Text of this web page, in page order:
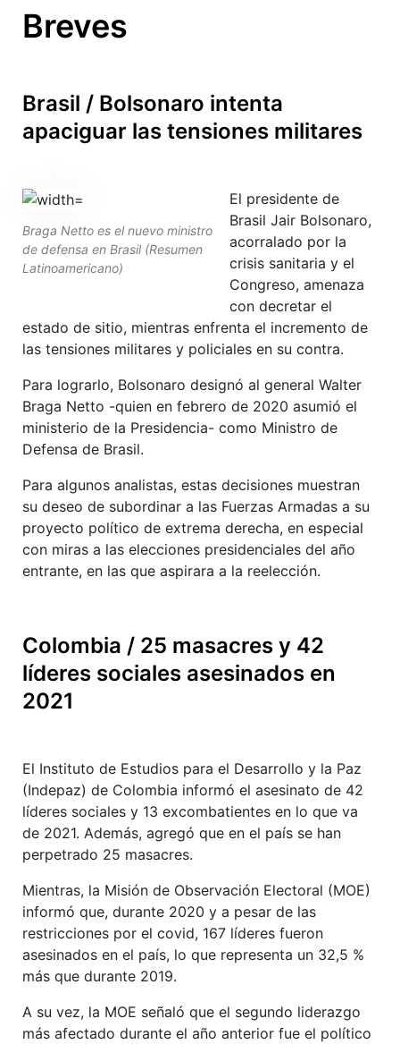
Breves
Brasil / Bolsonaro intenta
apaciguar las tensiones militares
Braga Netto es el nuevo ministro
de defensa en Brasil (Resumen
Latinoamericano)
El presidente de
Brasil Jair Bolsonaro,
acorralado por la
crisis sanitaria y el
Congreso, amenaza
con decretar el
estado de sitio, mientras enfrenta el incremento de
las tensiones militares y policiales en su contra.
Para lograrlo, Bolsonaro designó al general Walter
Braga Netto -quien en febrero de 2020 asumió el
ministerio de la Presidencia- como Ministro de
Defensa de Brasil.
Para algunos analistas, estas decisiones muestran
su deseo de subordinar a las Fuerzas Armadas a su
proyecto político de extrema derecha, en especial
con miras a las elecciones presidenciales del año
entrante, en las que aspirara a la reelección.
Colombia / 25 masacres y 42
líderes sociales asesinados en
2021
El Instituto de Estudios para el Desarrollo y la Paz
(Indepaz) de Colombia informó el asesinato de 42
líderes sociales y 13 excombatientes en lo que va
de 2021. Además, agregó que en el país se han
perpetrado 25 masacres.
Mientras, la Misión de Observación Electoral (MOE)
informó que, durante 2020 y a pesar de las
restricciones por el covid, 167 líderes fueron
asesinados en el país, lo que representa un 32,5 %
más que durante 2019.
A su vez, la MOE señaló que el segundo liderazgo
más afectado durante el año anterior fue el político